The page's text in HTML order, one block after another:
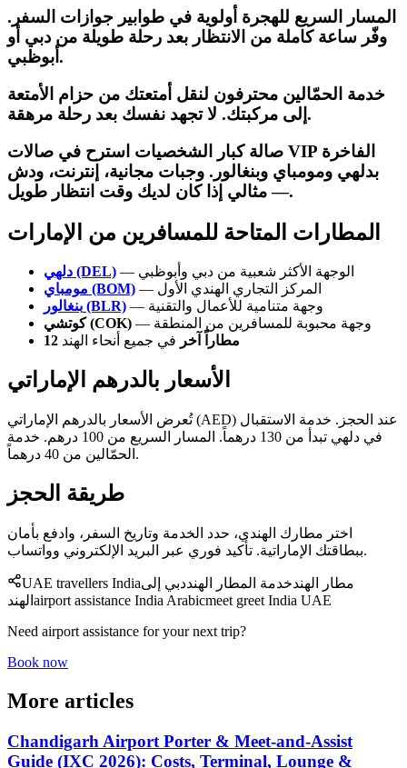
المسار السريع للهجرة أولوية في طوابير جوازات السفر.
وفّر ساعة كاملة من الانتظار بعد رحلة طويلة من دبي أو
أبوظبي.
خدمة الحمّالين محترفون لنقل أمتعتك من حزام الأمتعة
إلى مركبتك. لا تجهد نفسك بعد رحلة مرهقة.
صالة كبار الشخصيات استرح في صالات VIP الفاخرة
بدلهي ومومباي وبنغالور. وجبات مجانية، إنترنت، ودش
— مثالي إذا كان لديك وقت انتظار طويل.
المطارات المتاحة للمسافرين من الإمارات
دلهي (DEL)
— الوجهة الأكثر شعبية من دبي وأبوظبي
مومباي (BOM)
— المركز التجاري الهندي الأول
بنغالور (BLR)
— وجهة متنامية للأعمال والتقنية
كوتشي (COK)
— وجهة محبوبة للمسافرين من المنطقة
12 مطاراً آخر في جميع أنحاء الهند
الأسعار بالدرهم الإماراتي
تُعرض الأسعار بالدرهم الإماراتي (AED) عند الحجز. خدمة الاستقبال
في دلهي تبدأ من 130 درهماً. المسار السريع من 100 درهم. خدمة
الحمّالين من 40 درهماً.
طريقة الحجز
اختر مطارك الهندي، حدد الخدمة وتاريخ السفر، وادفع بأمان
ببطاقتك الإماراتية. تأكيد فوري عبر البريد الإلكتروني وواتساب.
UAE travellers India مطار الهندخدمة المطار الهنددبي إلى
الهند airport assistance India Arabicmeet greet India UAE
Need airport assistance for your next trip?
Book now
More articles
Chandigarh Airport Porter & Meet-and-Assist
Guide (IXC 2026): Costs, Terminal, Lounge &